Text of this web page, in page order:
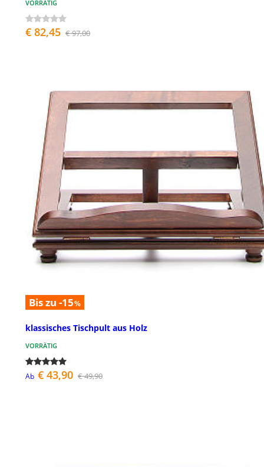
VORRÄTIG
€ 82,45 € 97,00
Bis zu -15%
klassisches Tischpult aus Holz
VORRÄTIG
Ab € 43,90 € 49,90